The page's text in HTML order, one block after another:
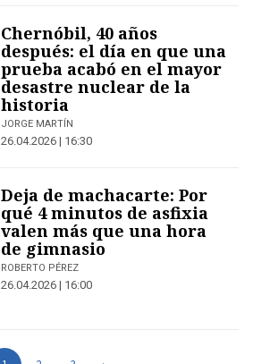
Chernóbil, 40 años
después: el día en que una
prueba acabó en el mayor
desastre nuclear de la
historia
JORGE MARTÍN
26.04.2026 | 16:30
Deja de machacarte: Por
qué 4 minutos de asfixia
valen más que una hora
de gimnasio
ROBERTO PÉREZ
26.04.2026 | 16:00